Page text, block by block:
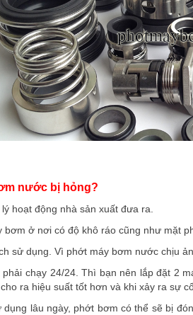
nước bị hỏng?
hoạt động nhà sản xuất đưa ra.
ở nơi có độ khô ráo cũng như mặt
sử dụng. Vì phớt máy bơm nước chịu
chạy 24/24. Thì bạn nên lắp đặt 2
ra hiệu suất tốt hơn và khi xảy ra sự
lâu ngày, phớt bơm có thể sẽ bị